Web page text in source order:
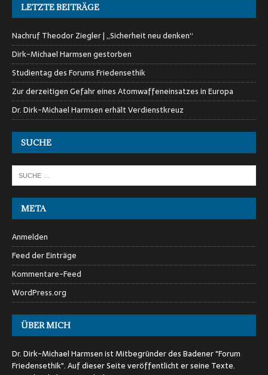
LETZTE BEITRÄGE
Nachruf Theodor Ziegler | „Sicherheit neu denken“
Dirk-Michael Harmsen gestorben
Studientag des Forums Friedensethik
Zur derzeitigen Gefahr eines Atomwaffeneinsatzes in Europa
Dr. Dirk-Michael Harmsen erhält Verdienstkreuz
SUCHE
META
Anmelden
Feed der Einträge
Kommentare-Feed
WordPress.org
ÜBER MICH
Dr. Dirk-Michael Harmsen ist Mitbegründer des Badener "Forum
Friedensethik". Auf dieser Seite veröffentlicht er seine Texte.